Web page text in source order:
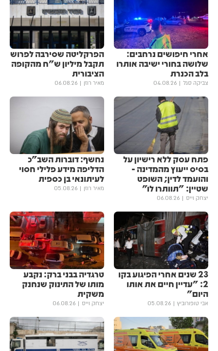
אחרי חיפושים נרחבים:
שלושה בחורי ישיבה אותרו
בלב הכנרת
צביקה סגל 04.08.26
הפרקליטה שסירבה לפרוש
תקבל מיליון ש"ח מהקופה
הציבורית
מאיר רוזן 06.08.26
פתח עסק ללא רישיון על
בסיס ייעוץ מהמדינה -
והועמד לדין; השופט
שטיין: "תוותרו לו"
יצחק וייס 06.08.26
נחשף: דוברות השב"כ
הדליפה מידע פלילי חסוי
לעיתונאי בן כספית
מאיר רוזן 05.08.26
23 שנים אחרי הפיגוע בקו
2: "עדיין חיים את אותו
היום"
אבי טופורוביץ 05.08.26
טרגדיה בבני ברק: נקבע
מותו של התינוק שנחנק
משקית
יצחק וייס 06.08.26